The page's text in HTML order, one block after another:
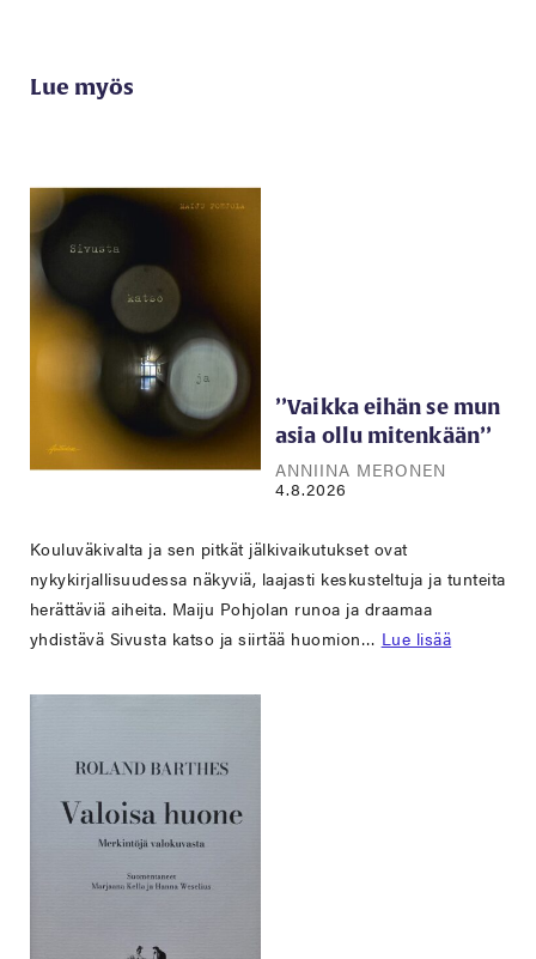
Lue myös
’’Vaikka eihän se mun
asia ollu mitenkään’’
ANNIINA MERONEN
4.8.2026
Kouluväkivalta ja sen pitkät jälkivaikutukset ovat
nykykirjallisuudessa näkyviä, laajasti keskusteltuja ja tunteita
herättäviä aiheita. Maiju Pohjolan runoa ja draamaa
yhdistävä Sivusta katso ja siirtää huomion… Lue lisää